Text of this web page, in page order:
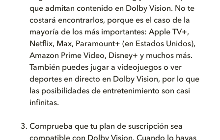
que admitan contenido en Dolby Vision. No te
costará encontrarlos, porque es el caso de la
mayoría de los más importantes: Apple TV+,
Netflix, Max, Paramount+ (en Estados Unidos),
Amazon Prime Video, Disney+ y muchos más.
También puedes jugar a videojuegos o ver
deportes en directo en Dolby Vision, por lo que
las posibilidades de entretenimiento son casi
infinitas.
Comprueba que tu plan de suscripción sea